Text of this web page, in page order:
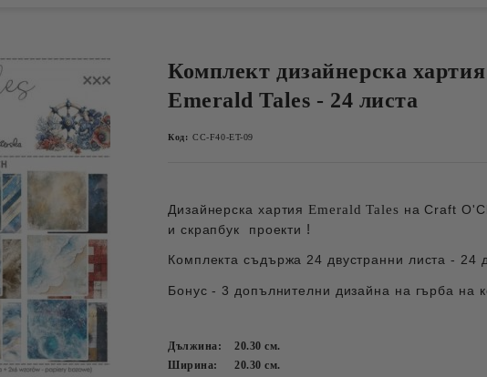
Комплект дизайнерска
Emerald Tales - 24 листа
Код: CC-F40-ET-09
Дизайнерска хартия Emerald Tales наCraft
и скрапбук проекти !
Комплекта съдържа 24 двустранни листа - 24
Бонус - 3 допълнителни дизайна на гърба на
Дължина: 20.30см.
Ширина:
20.30см.